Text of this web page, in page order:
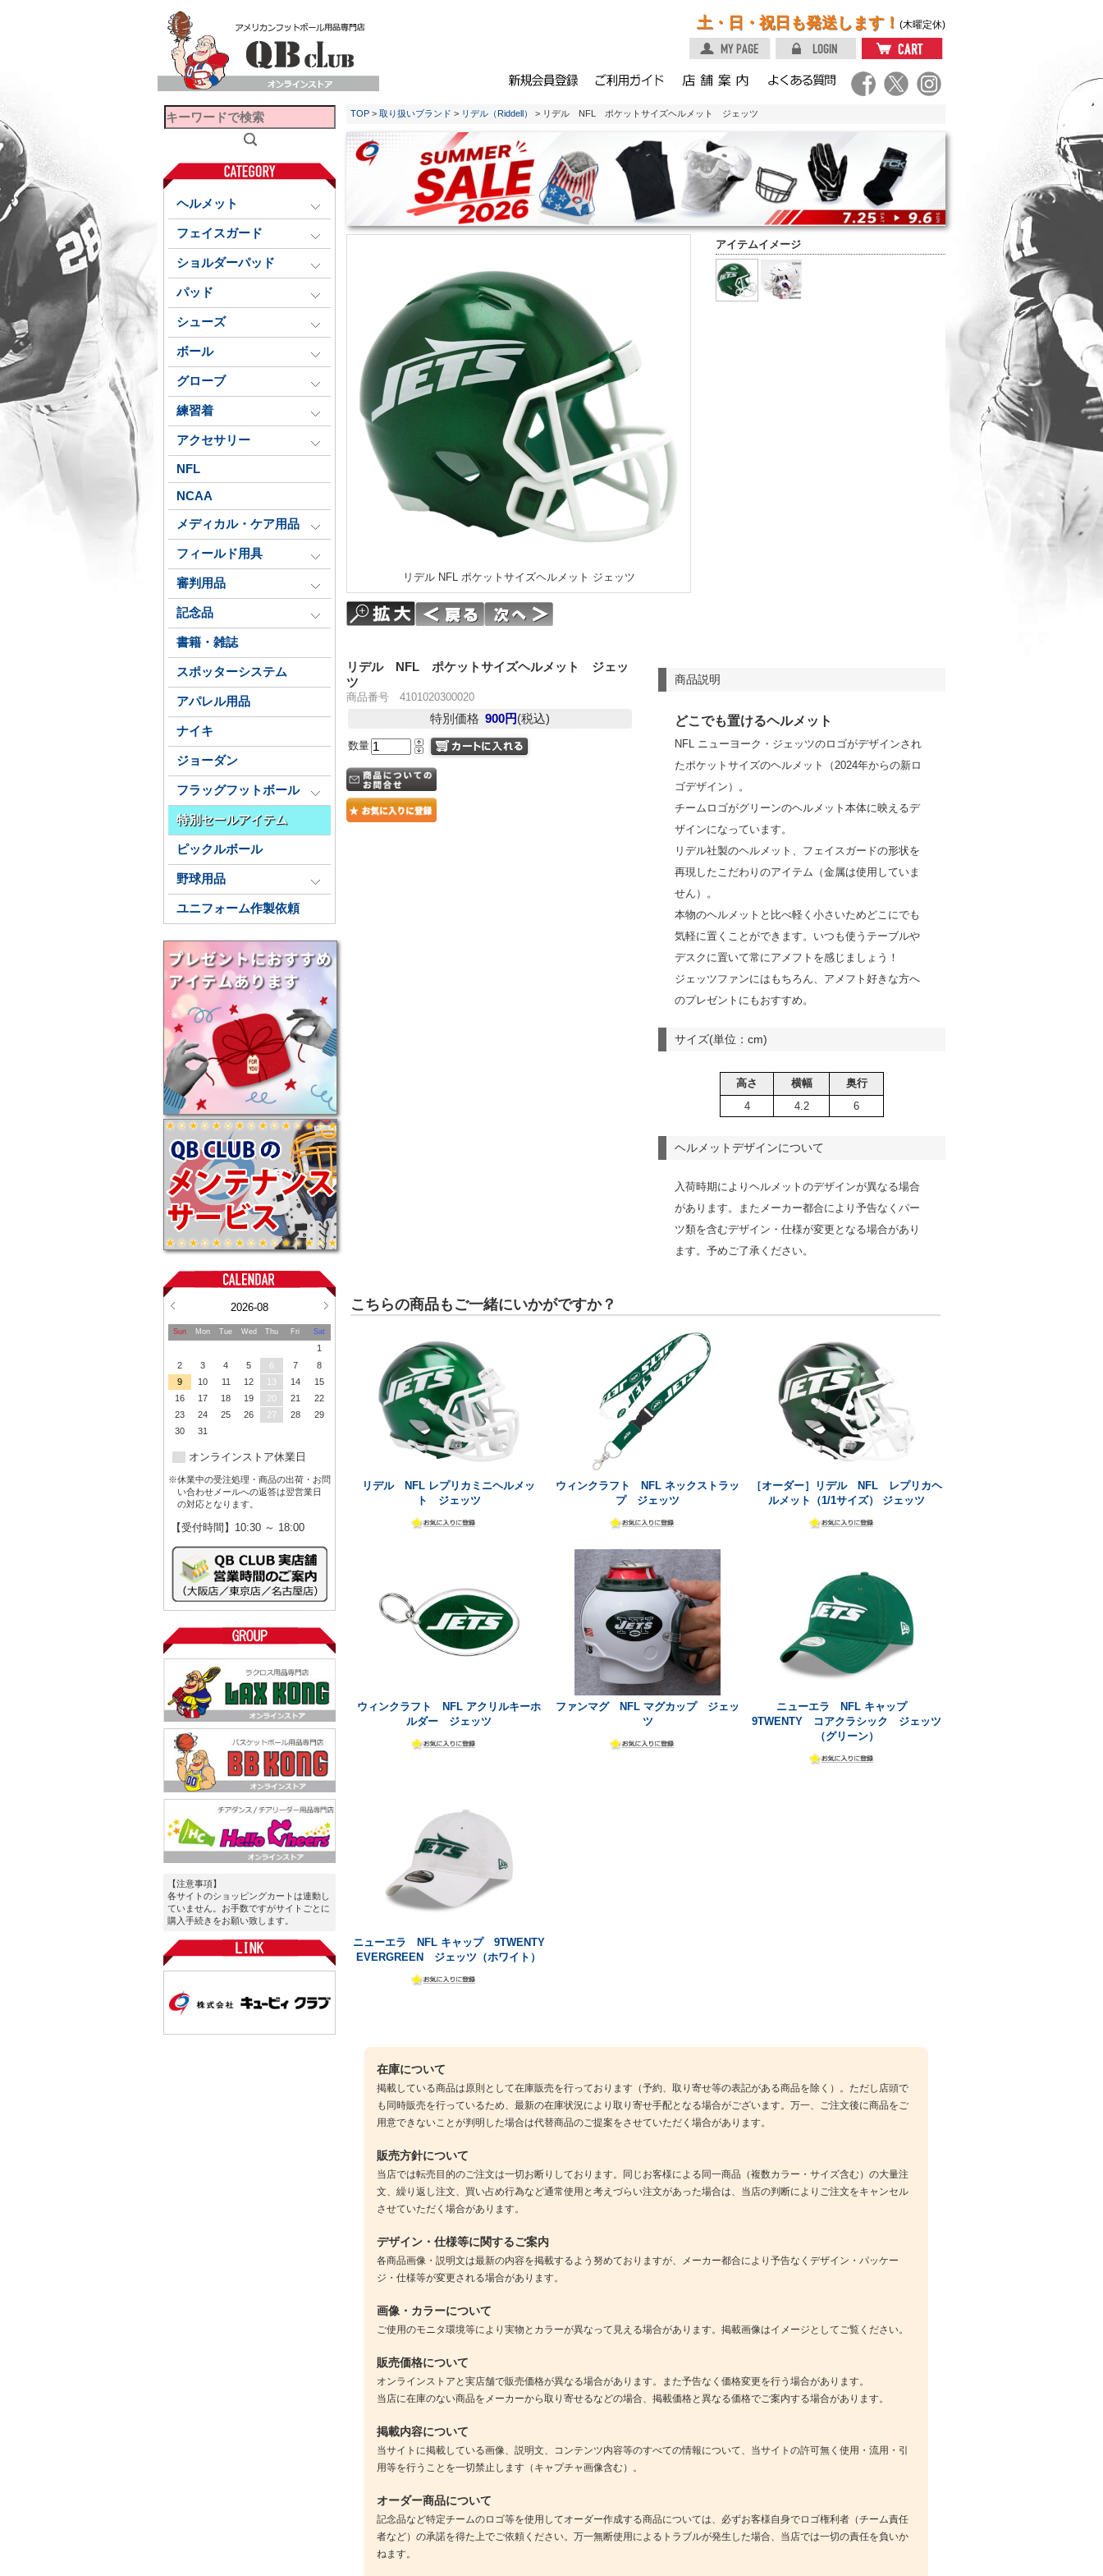
土・日・祝日も発送します！ (木曜定休)
ヘルメット
フェイスガード
ショルダーパッド
パッド
シューズ
ボール
グローブ
練習着
アクセサリー
NFL
NCAA
メディカル・ケア用品
フィールド用具
審判用品
記念品
書籍・雑誌
スポッターシステム
アパレル用品
ナイキ
ジョーダン
フラッグフットボール
特別セールアイテム
ピックルボール
野球用品
ユニフォーム作製依頼
2026-08
Sun Mon Tue Wed Thu Fri Sat
1
2
3 4 5 6 7
8
9
10 11 12 13 14
15
16
17 18 19 20 21
22
23
24 25 26 27 28
29
30
31
オンラインストア休業日
※休業中の受注処理・商品の出荷・お問
い合わせメールへの返答は翌営業日
の対応となります。
【受付時間】10:30 ～ 18:00
【注意事項】
各サイトのショッピングカートは連動し
ていません。お手数ですがサイトごとに
購入手続きをお願い致します。
TOP > 取り扱いブランド > リデル（Riddell） > リデル NFL ポケットサイズヘルメット ジェッツ
アイテムイメージ
リデル NFL ポケットサイズヘルメット ジェッツ
商品説明
どこでも置けるヘルメット
NFL ニューヨーク・ジェッツのロゴがデザインされ
たポケットサイズのヘルメット（2024年からの新ロ
ゴデザイン）。
チームロゴがグリーンのヘルメット本体に映えるデ
ザインになっています。
リデル社製のヘルメット、フェイスガードの形状を
再現したこだわりのアイテム（金属は使用していま
せん）。
本物のヘルメットと比べ軽く小さいためどこにでも
気軽に置くことができます。いつも使うテーブルや
デスクに置いて常にアメフトを感じましょう！
ジェッツファンにはもちろん、アメフト好きな方へ
のプレゼントにもおすすめ。
サイズ(単位：cm)
高さ 横幅
奥行
4
4.2 6
ヘルメットデザインについて
入荷時期によりヘルメットのデザインが異なる場合
があります。またメーカー都合により予告なくパー
ツ類を含むデザイン・仕様が変更となる場合があり
ます。予めご了承ください。
リデル NFL ポケットサイズヘルメット ジェッ
ツ
商品番号 4101020300020
特別価格 900円(税込)
数量
こちらの商品もご一緒にいかがですか？
リデル NFL レプリカミニヘルメッ
ト ジェッツ
ウィンクラフト NFL ネックストラッ
プ ジェッツ
［オーダー］リデル NFL レプリカヘ
ルメット（1/1サイズ） ジェッツ
ウィンクラフト NFL アクリルキーホ
ルダー ジェッツ
ファンマグ NFL マグカップ ジェッ
ツ
ニューエラ NFL キャップ
9TWENTY コアクラシック ジェッツ
（グリーン）
ニューエラ NFL キャップ 9TWENTY
EVERGREEN ジェッツ（ホワイト）
在庫について
掲載している商品は原則として在庫販売を行っております（予約、取り寄せ等の表記がある商品を除く）。ただし店頭で
も同時販売を行っているため、最新の在庫状況により取り寄せ手配となる場合がございます。万一、ご注文後に商品をご
用意できないことが判明した場合は代替商品のご提案をさせていただく場合があります。
販売方針について
当店では転売目的のご注文は一切お断りしております。同じお客様による同一商品（複数カラー・サイズ含む）の大量注
文、繰り返し注文、買い占め行為など通常使用と考えづらい注文があった場合は、当店の判断によりご注文をキャンセル
させていただく場合があります。
デザイン・仕様等に関するご案内
各商品画像・説明文は最新の内容を掲載するよう努めておりますが、メーカー都合により予告なくデザイン・パッケー
ジ・仕様等が変更される場合があります。
画像・カラーについて
ご使用のモニタ環境等により実物とカラーが異なって見える場合があります。掲載画像はイメージとしてご覧ください。
販売価格について
オンラインストアと実店舗で販売価格が異なる場合があります。また予告なく価格変更を行う場合があります。
当店に在庫のない商品をメーカーから取り寄せるなどの場合、掲載価格と異なる価格でご案内する場合があります。
掲載内容について
当サイトに掲載している画像、説明文、コンテンツ内容等のすべての情報について、当サイトの許可無く使用・流用・引
用等を行うことを一切禁止します（キャプチャ画像含む）。
オーダー商品について
記念品など特定チームのロゴ等を使用してオーダー作成する商品については、必ずお客様自身でロゴ権利者（チーム責任
者など）の承諾を得た上でご依頼ください。万一無断使用によるトラブルが発生した場合、当店では一切の責任を負いか
ねます。